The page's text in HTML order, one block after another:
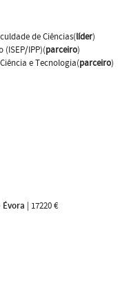
de Ciências(líder)
IPP)(parceiro)
e Tecnologia(parceiro)
| 17220 €